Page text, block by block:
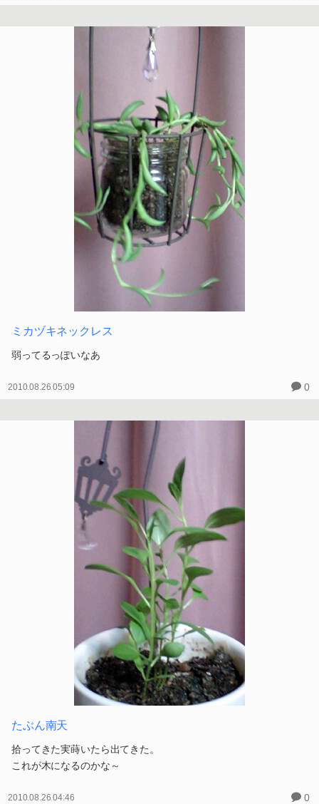
ミカヅキネックレス
弱ってるっぽいなあ
2010.08.26 05:09 0
たぶん南天
拾ってきた実蒔いたら出てきた。
これが木になるのかな～
2010.08.26 04:46 0